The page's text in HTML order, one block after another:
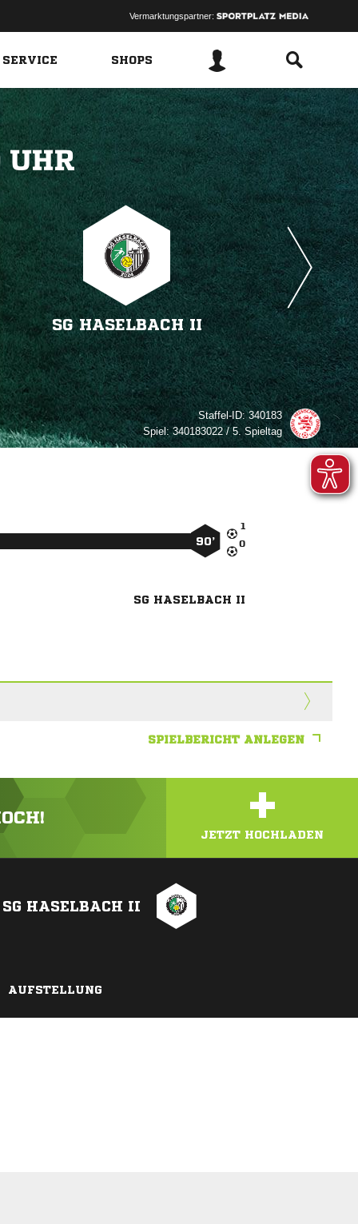
Vermarktungspartner:
SHOPS

SG HASELBACH II
Staffel-ID:340183
Spiel:340183022 / 5. Spieltag


90’
SG HASELBACH II
SPIELBERICHT ANLEGEN
+
JETZT HOCHLADEN
SG HASELBACH II
AUFSTELLUNG